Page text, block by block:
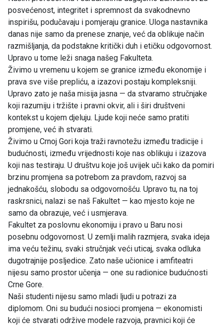
posvećenost, integritet i spremnost da svakodnevno
inspirišu, podučavaju i pomjeraju granice. Uloga nastavnika
danas nije samo da prenese znanje, već da oblikuje način
razmišljanja, da podstakne kritički duh i etičku odgovornost.
Upravo u tome leži snaga našeg Fakulteta.
Živimo u vremenu u kojem se granice između ekonomije i
prava sve više prepliću, a izazovi postaju kompleksniji.
Upravo zato je naša misija jasna — da stvaramo stručnjake
koji razumiju i tržište i pravni okvir, ali i širi društveni
kontekst u kojem djeluju. Ljude koji neće samo pratiti
promjene, već ih stvarati.
Živimo u Crnoj Gori koja traži ravnotežu između tradicije i
budućnosti, između vrijednosti koje nas oblikuju i izazova
koji nas testiraju. U društvu koje još uvijek uči kako da pomiri
brzinu promjena sa potrebom za pravdom, razvoj sa
jednakošću, slobodu sa odgovornošću. Upravo tu, na toj
raskrsnici, nalazi se naš Fakultet — kao mjesto koje ne
samo da obrazuje, već i usmjerava.
Fakultet za poslovnu ekonomiju i pravo u Baru nosi
posebnu odgovornost. U zemlji malih razmjera, svaka ideja
ima veću težinu, svaki stručnjak veći uticaj, svaka odluka
dugotrajnije posljedice. Zato naše učionice i amfiteatri
nijesu samo prostor učenja — one su radionice budućnosti
Crne Gore.
Naši studenti nijesu samo mladi ljudi u potrazi za
diplomom. Oni su budući nosioci promjena — ekonomisti
koji će stvarati održive modele razvoja, pravnici koji će